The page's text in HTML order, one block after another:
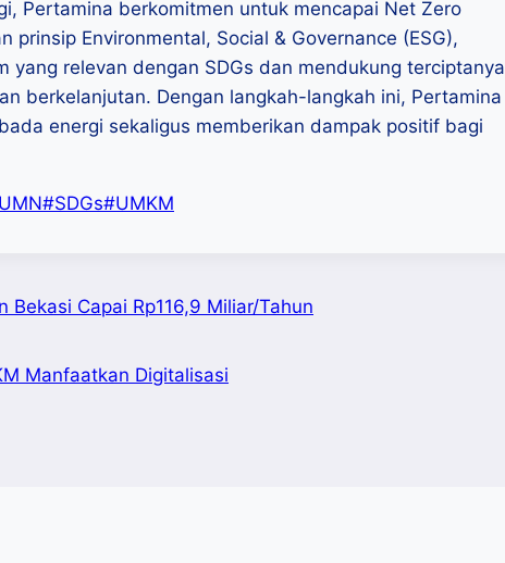
Pertamina berkomitmen untuk mencapai Net Zero
prinsip Environmental, Social & Governance (ESG),
yang relevan dengan SDGs dan mendukung terciptanya
berkelanjutan. Dengan langkah-langkah ini, Pertamina
energi sekaligus memberikan dampak positif bagi
#SDGs#UMKM
Capai Rp116,9 Miliar/Tahun
Manfaatkan Digitalisasi